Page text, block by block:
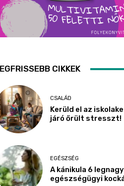
CIKKEK
CSALÁD
Kerüld el az
járó őrült stresszt!
EGÉSZSÉG
A kánikula 6
egészségügyi